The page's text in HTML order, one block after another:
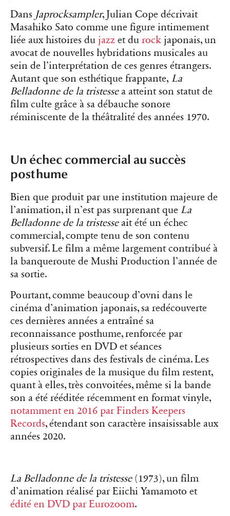
Dans Japrocksampler, Julian Cope décrivait
Masahiko Sato comme une figure intimement
liée aux histoires du jazz et du rock japonais, un
avocat de nouvelles hybridations musicales au
sein de l’interprétation de ces genres étrangers.
Autant que son esthétique frappante, La
Belladonne de la tristessea atteint son statut de
film culte grâce à sa débauche sonore
réminiscente de la théâtralité des années 1970.
Un échec commercial au succès
posthume
Bien que produit par une institution majeure de
l’animation, il n’est pas surprenant que La
Belladonne de la tristesseait été un échec
commercial, compte tenu de son contenu
subversif. Le film a même largement contribué à
la banqueroute de Mushi Production l’année de
sa sortie.
Pourtant, comme beaucoup d’ovni dans le
cinéma d’animation japonais, sa redécouverte
ces dernières années a entraîné sa
reconnaissance posthume, renforcée par
plusieurs sorties en DVD et séances
rétrospectives dans des festivals de cinéma. Les
copies originales de la musique du film restent,
quant à elles, très convoitées, même si la bande
son a été rééditée récemment en format vinyle,
notamment en 2016 par Finders Keepers
Records, étendant son caractère insaisissable aux
années 2020.
La Belladonne de la tristesse(1973), un film
d’animation réalisé par Eiichi Yamamoto et
édité en DVD par Eurozoom.